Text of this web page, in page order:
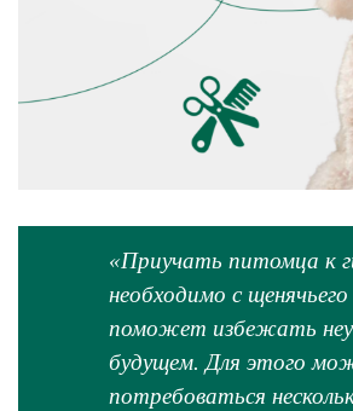
«Приучать питомца к
необходимо с
поможет избежать
будущем. Для этого
потребоваться